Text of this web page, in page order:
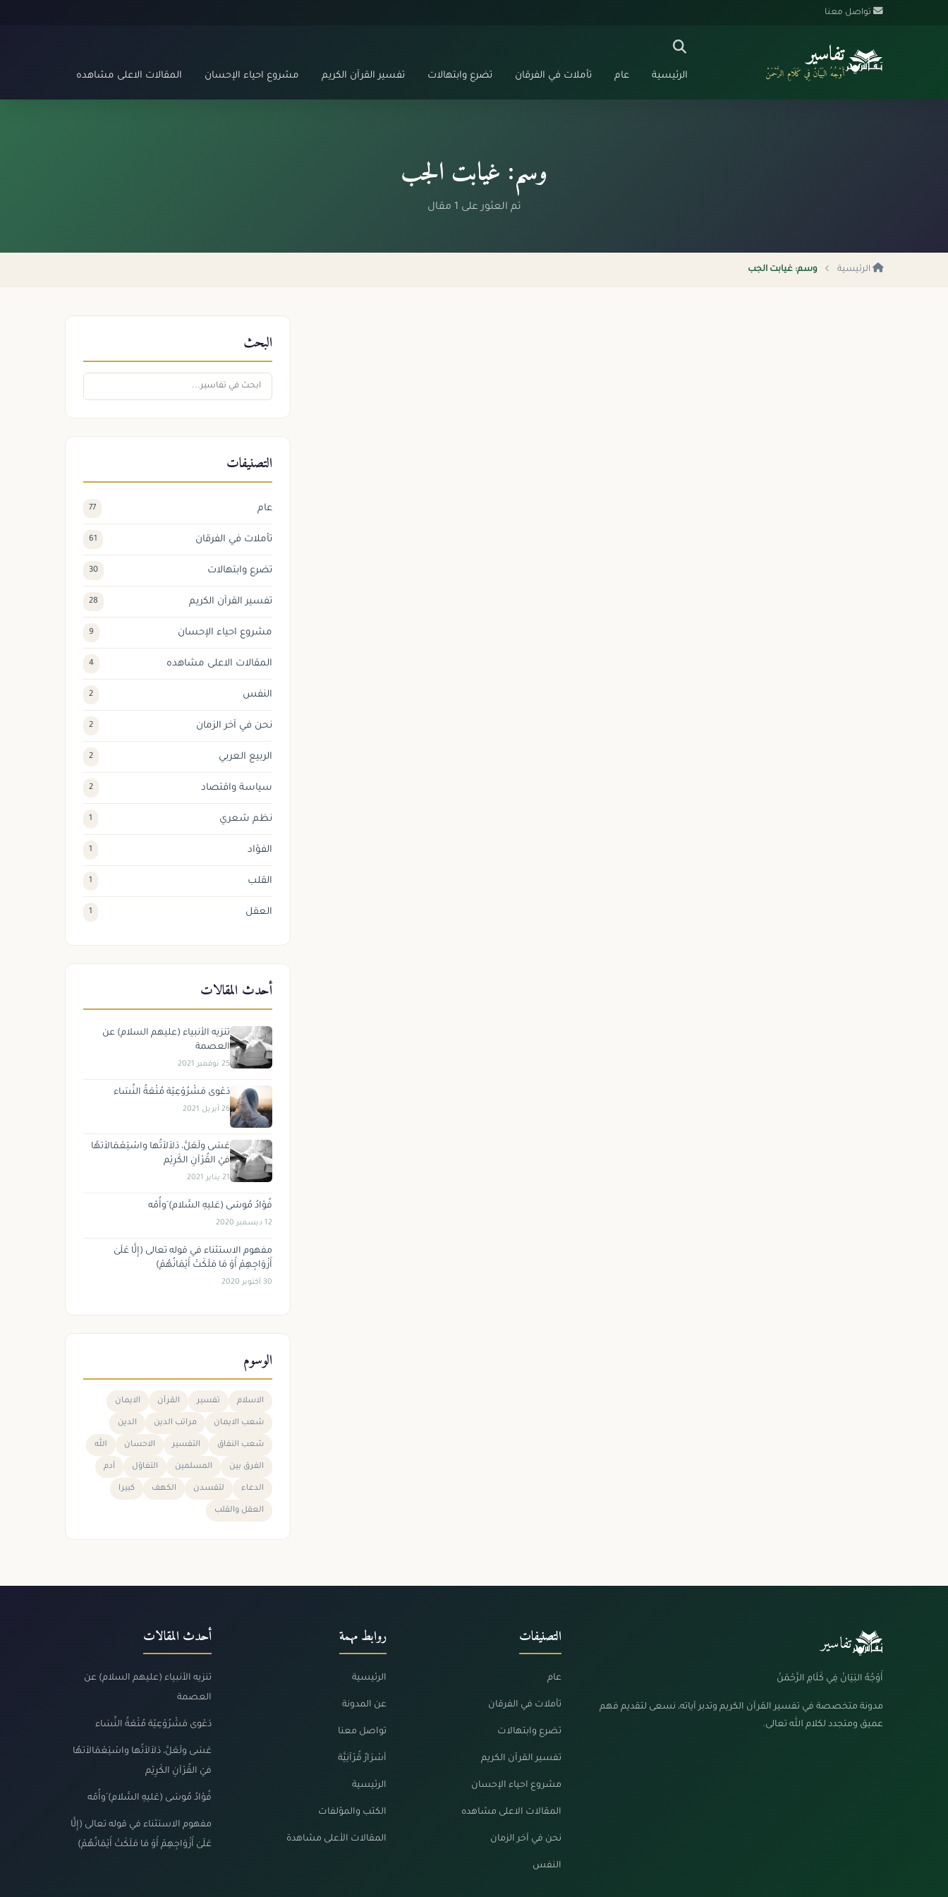
تواصل معنا
تفاسير
أَوْجُهُ البَيَانْ فِي كَلَامِ الرَّحْمَنْ الرئيسية عام تأملات في الفرقان تضرع وابتهالات تفسير القرآن الكريم مشروع احياء الإحسان المقالات الاعلى مشاهده
وسم: غيابت الجب
تم العثور على 1 مقال
الرئيسية وسم: غيابت الجب
البحث
التصنيفات
عام 77
تأملات في الفرقان 61
تضرع وابتهالات 30
تفسير القرآن الكريم 28
مشروع احياء الإحسان 9
المقالات الاعلى مشاهده 4
النفس 2
نحن في آخر الزمان 2
الربيع العربي 2
سياسة واقتصاد 2
نظم شعري 1
الفؤاد 1
القلب 1
العقل 1
أحدث المقالات
تنزيه الأنبياء (عليهم السلام) عن
العصمة
25 نوفمبر 2021
دَعْوى مَشْرُوْعِيّة مُتْعَةُ النِّسَاء
26 أبريل 2021
عَسَى ولَعَلَّ، دَلاَلاَتُها واسْتِعْمَالاَتهُا
فيْ القُرْآنِ الكَرِيْم
21 يناير 2021
فُؤادُ مُوسَى (عَليهِ السَّلام) َوأُمّه
12 ديسمبر 2020
مفهوم الاستثناء في قوله تعالى (إِلَّا عَلَىٰ
أَزْوَاجِهِمْ أَوْ مَا مَلَكَتْ أَيْمَانُهُمْ)
30 أكتوبر 2020
الوسوم
الاسلام تفسير القرآن الايمان
شعب الايمان مراتب الدين الدين
شعب النفاق التفسير الاحسان الله
الفرق بين المسلمين التفاؤل آدم
الدعاء لتفسدن الكهف كبيرا
العقل والقلب
تفاسير
أَوْجُهُ البَيَانْ فِي كَلَامِ الرَّحْمَنْ
مدونة متخصصة في تفسير القرآن الكريم وتدبر آياته، نسعى لتقديم فهم
عميق ومتجدد لكلام الله تعالى.
التصنيفات
عام
تأملات في الفرقان
تضرع وابتهالات
تفسير القرآن الكريم
مشروع احياء الإحسان
المقالات الاعلى مشاهده
نحن في آخر الزمان
النفس
روابط مهمة
الرئيسية
عن المدونة
تواصل معنا
أسْرَارٌ قُرْآنِيَّة
الرئيسية
الكتب والمؤلفات
المقالات الأعلى مشاهدة
أحدث المقالات
تنزيه الأنبياء (عليهم السلام) عن
العصمة
دَعْوى مَشْرُوْعِيّة مُتْعَةُ النِّسَاء
عَسَى ولَعَلَّ، دَلاَلاَتُها واسْتِعْمَالاَتهُا
فيْ القُرْآنِ الكَرِيْم
فُؤادُ مُوسَى (عَليهِ السَّلام) َوأُمّه
مفهوم الاستثناء في قوله تعالى (إِلَّا
عَلَىٰ أَزْوَاجِهِمْ أَوْ مَا مَلَكَتْ أَيْمَانُهُمْ)